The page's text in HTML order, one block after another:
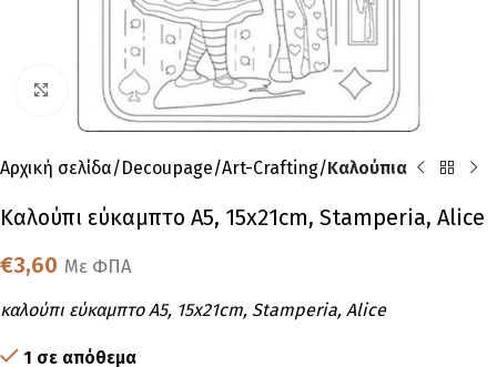
Click to enlarge
Αρχική σελίδα Decoupage Art-Crafting Καλούπια
Καλούπι εύκαμπτο A5, 15x21cm, Stamperia, Alice
€3,60 Με ΦΠΑ
καλούπι εύκαμπτο A5, 15x21cm, Stamperia, Alice
1 σε απόθεμα